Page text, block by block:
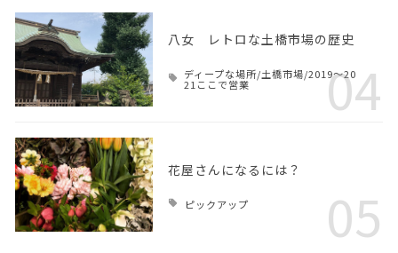
八女 レトロな土橋市場の歴史
ディープな場所/土橋市場/2019～20
21ここで営業 04
花屋さんになるには？
ピックアップ 05